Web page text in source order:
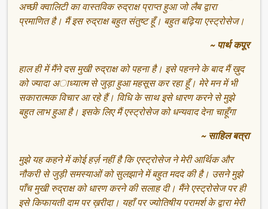
अच्छी क्वालिटी का वास्तविक रुद्राक्ष प्राप्त हुआ जो लैब द्वारा
प्रमाणित है। मैं इस रुद्राक्ष बहुत संतुष्ट हूँ। बहुत बढ़िया एस्ट्रोसेज।
~ पार्थ कपूर
हाल ही में मैंने दस मुखी रुद्राक्ष को पहना है। इसे पहनने के बाद मैं ख़ुद
को ज्यादा अाध्यात्म से जुड़ा हुआ महसूस कर रहा हूँ। मेरे मन में भी
सकारात्मक विचार आ रहे हैं। विधि के साथ इसे धारण करने से मुझे
बहुत लाभ हुआ है। इसके लिए मैं एस्ट्रोसेज को धन्यवाद देना चाहूँगा
~ साहिल बत्रा
मुझे यह कहने में कोई हर्ज़ नहीं है कि एस्ट्रोसेज ने मेरी आर्थिक और
नौकरी से जुड़ी समस्याओं को सुलझाने में बहुत मदद की है। उसने मुझे
पाँच मुखी रुद्राक्ष को धारण करने की सलाह दी। मैंने एस्ट्रोसेज पर ही
इसे किफायती दाम पर ख़रीदा। यहाँ पर ज्योतिषीय परामर्श के द्वारा मेरी